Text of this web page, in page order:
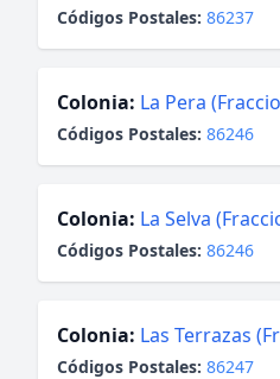
Códigos Postales: 86237
Colonia: La Pera
Códigos Postales: 86246
Colonia: La Selva
Códigos Postales: 86246
Colonia: Las Terrazas
Códigos Postales: 86247